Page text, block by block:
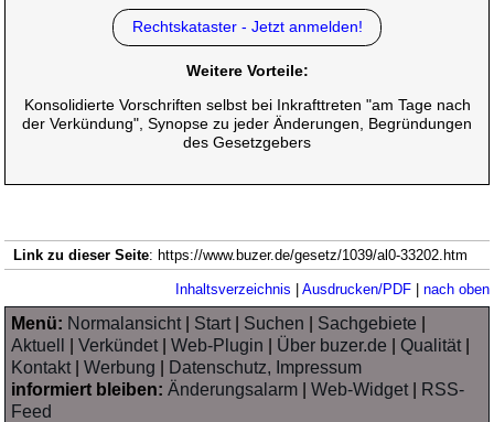
Rechtskataster - Jetzt anmelden!
Weitere Vorteile:
Konsolidierte Vorschriften selbst bei Inkrafttreten "am Tage nach
der Verkündung", Synopse zu jeder Änderungen, Begründungen
des Gesetzgebers
Link zu dieser Seite: https://www.buzer.de/gesetz/1039/al0-33202.htm
Inhaltsverzeichnis Ausdrucken/PDF| nach oben
Menü: Normalansicht| Start| Suchen Sachgebiete
Aktuell
|Verkündet|Web-Plugin Über buzer.de |Qualität|
Kontakt|Werbung
Datenschutz, Impressum
informiert bleiben: Änderungsalarm |Web-Widget|
RSS-
Feed